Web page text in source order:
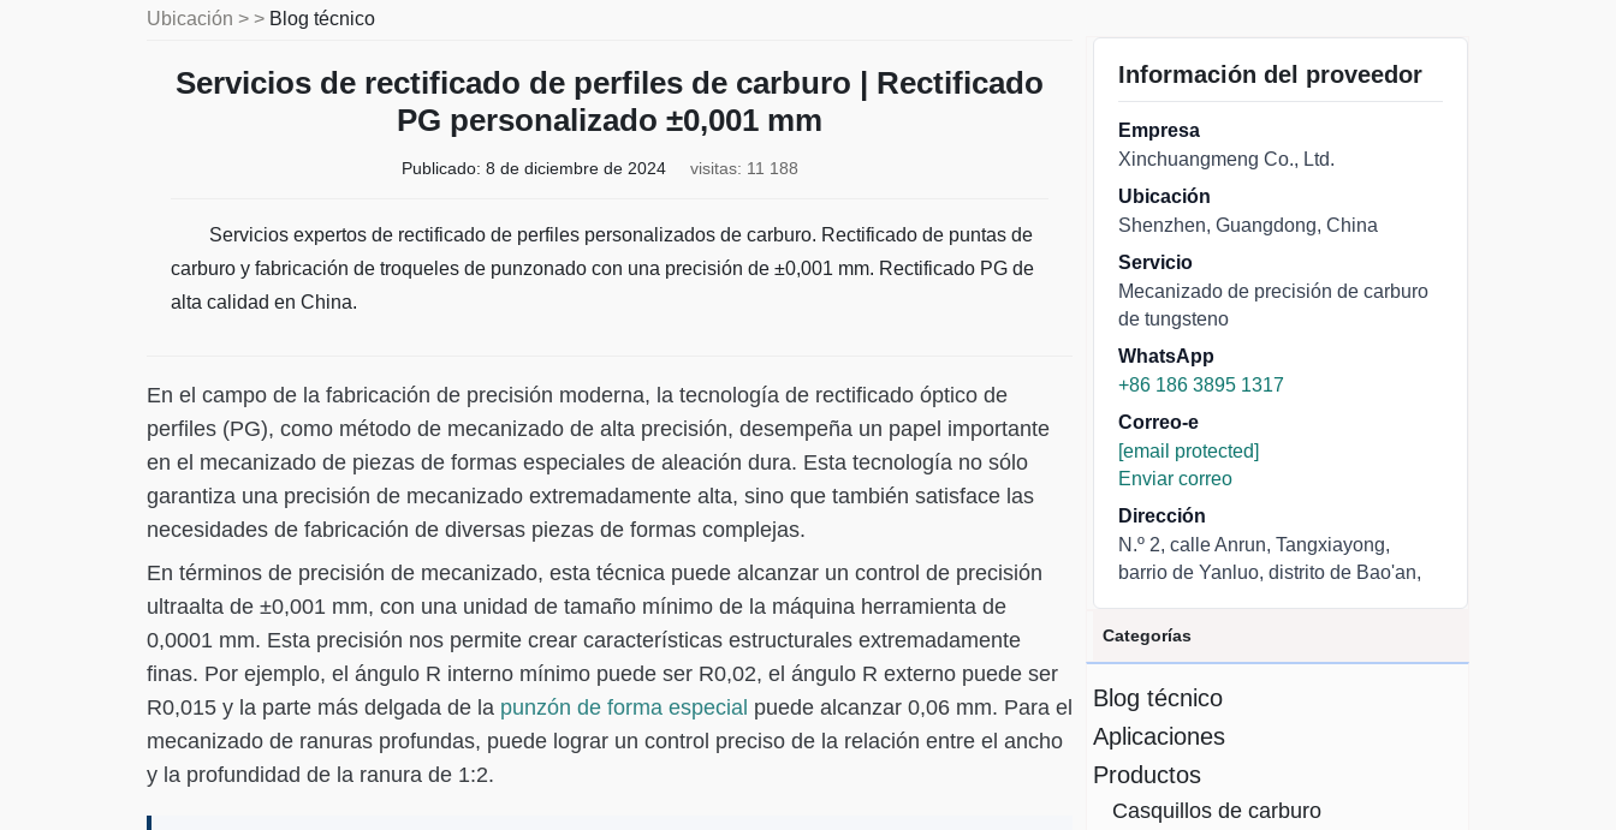
Ubicación > > Blog técnico
Servicios de rectificado de perfiles de carburo | Rectificado
PG personalizado ±0,001 mm
Publicado: 8 de diciembre de 2024 visitas: 11 188
Servicios expertos de rectificado de perfiles personalizados de carburo. Rectificado de puntas de
carburo y fabricación de troqueles de punzonado con una precisión de ±0,001 mm. Rectificado PG de
alta calidad en China.
En el campo de la fabricación de precisión moderna, la tecnología de rectificado óptico de
perfiles (PG), como método de mecanizado de alta precisión, desempeña un papel importante
en el mecanizado de piezas de formas especiales de aleación dura. Esta tecnología no sólo
garantiza una precisión de mecanizado extremadamente alta, sino que también satisface las
necesidades de fabricación de diversas piezas de formas complejas.
En términos de precisión de mecanizado, esta técnica puede alcanzar un control de precisión
ultraalta de ±0,001 mm, con una unidad de tamaño mínimo de la máquina herramienta de
0,0001 mm. Esta precisión nos permite crear características estructurales extremadamente
finas. Por ejemplo, el ángulo R interno mínimo puede ser R0,02, el ángulo R externo puede ser
R0,015 y la parte más delgada de la punzón de forma especial puede alcanzar 0,06 mm. Para el
mecanizado de ranuras profundas, puede lograr un control preciso de la relación entre el ancho
y la profundidad de la ranura de 1:2.
Información del proveedor
Empresa
Xinchuangmeng Co., Ltd.
Ubicación
Shenzhen, Guangdong, China
Servicio
Mecanizado de precisión de carburo
de tungsteno
WhatsApp
+86 186 3895 1317
Correo-e
[email protected]
Enviar correo
Dirección
N.º 2, calle Anrun, Tangxiayong,
barrio de Yanluo, distrito de Bao'an,
Categorías
Blog técnico
Aplicaciones
Productos
Casquillos de carburo